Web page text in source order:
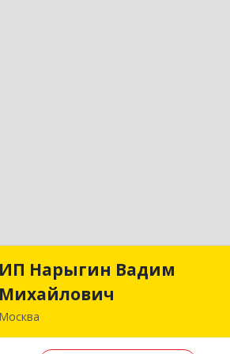
ИП Нарыгин Вадим
Михайлович
Москва
ИП Нарыгин Вадим